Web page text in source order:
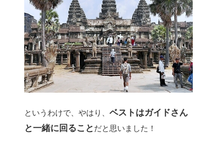
というわけで、やはり、 ベストはガイドさん
と一緒に回ること だと思いました！